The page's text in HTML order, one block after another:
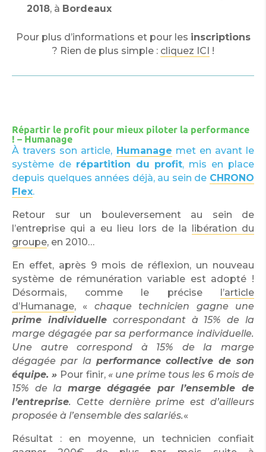
2018, à Bordeaux
Pour plus d’informations et pour les inscriptions
? Rien de plus simple : cliquez ICI !
Répartir le profit pour mieux piloter la performance
! – Humanage
À travers son article, Humanage met en avant le
système de répartition du profit, mis en place
depuis quelques années déjà, au sein de CHRONO
Flex.
Retour sur un bouleversement au sein de
l’entreprise qui a eu lieu lors de la
libération du
groupe, en 2010…
En effet, après 9 mois de réflexion, un nouveau
système de rémunération variable est adopté !
Désormais, comme le précise
l’article
d’Humanage, « chaque technicien gagne une
prime individuellecorrespondant à 15% de la
marge dégagée par sa performance individuelle.
Une autre correspond à 15% de la marge
dégagée par la performance collective de son
équipe. » Pour finir, « une prime tous les 6 mois de
15% de la marge dégagée par l’ensemble de
l’entreprise. Cette dernière prime est d’ailleurs
proposée à l’ensemble des salariés.«
Résultat : en moyenne, un technicien confiait